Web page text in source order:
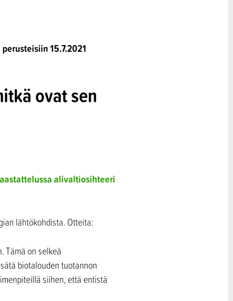
15.7.2021
ovat sen
alivaltiosihteeri
lähtökohdista. Otteita:
Tämä on selkeä
biotalouden tuotannon
siihen, että entistä